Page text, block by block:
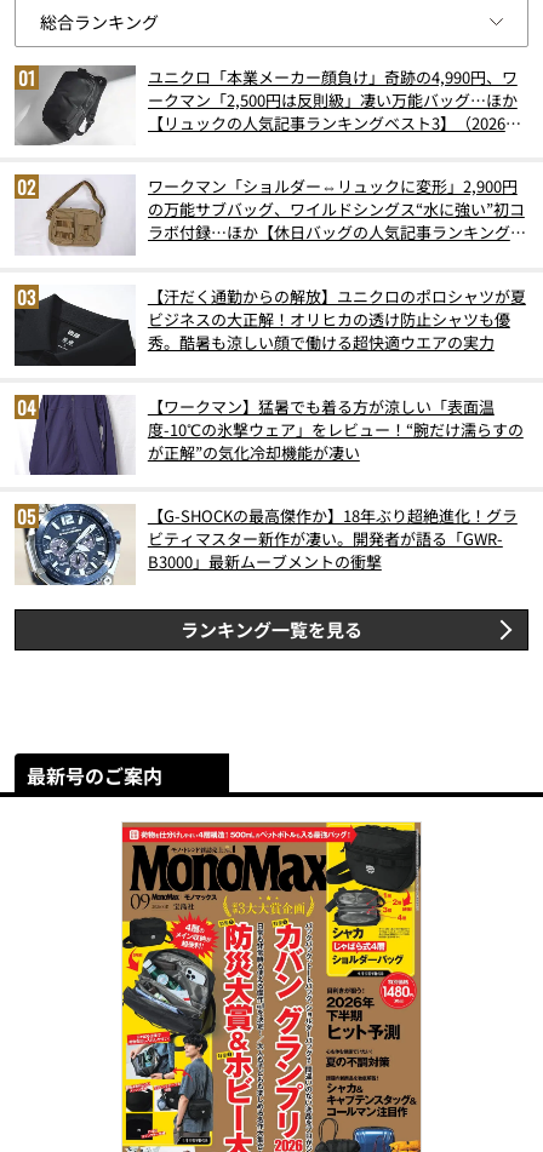
ユニクロ「本業メーカー顔負け」奇跡の4,990円、ワ
ークマン「2,500円は反則級」凄い万能バッグ…ほか
【リュックの人気記事ランキングベスト3】（2026年
ワークマン「ショルダー⇔リュックに変形」2,900円
の万能サブバッグ、ワイルドシングス“水に強い”初コ
ラボ付録…ほか【休日バッグの人気記事ランキングベ
【汗だく通勤からの解放】ユニクロのポロシャツが夏
ビジネスの大正解！オリヒカの透け防止シャツも優
秀。酷暑も涼しい顔で働ける超快適ウエアの実力
【ワークマン】猛暑でも着る方が涼しい「表面温
度-10℃の氷撃ウェア」をレビュー！“腕だけ濡らすの
が正解”の気化冷却機能が凄い
【G-SHOCKの最高傑作か】18年ぶり超絶進化！グラ
ビティマスター新作が凄い。開発者が語る「GWR-
B3000」最新ムーブメントの衝撃
ランキング一覧を見る
最新号のご案内